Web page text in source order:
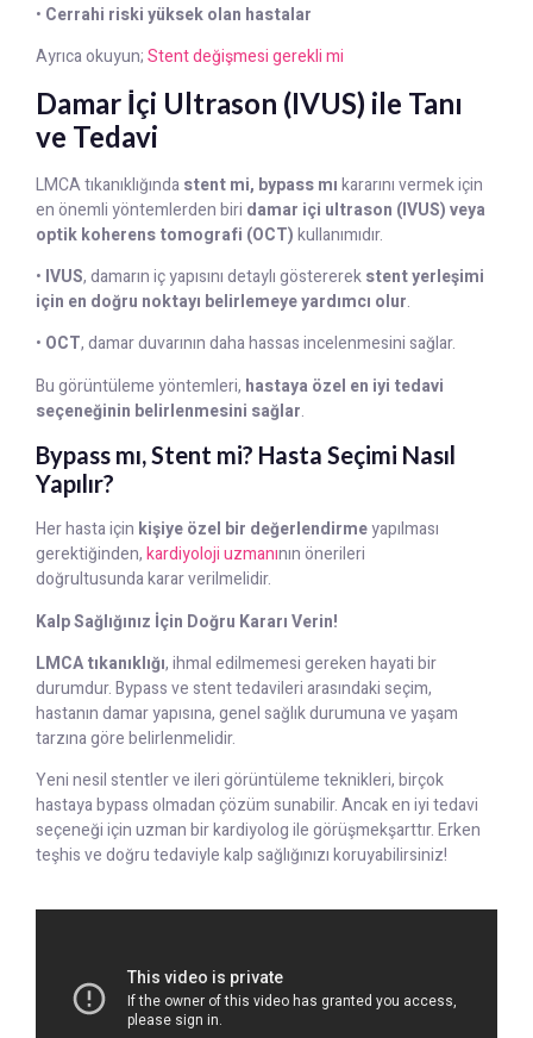
• Cerrahi riski yüksek olan hastalar
Ayrıca okuyun;Stent değişmesi gerekli mi
Damar İçi Ultrason (IVUS) ile Tanı
ve Tedavi
LMCA tıkanıklığındastent mi, bypass mıkararını vermek için
en önemli yöntemlerden biri damar içi ultrason (IVUS) veya
optik koherens tomografi (OCT)kullanımıdır.
• IVUS, damarın iç yapısını detaylı göstererekstent yerleşimi
için en doğru noktayı belirlemeye yardımcı olur.
• OCT, damar duvarının daha hassas incelenmesini sağlar.
Bu görüntüleme yöntemleri, hastaya özel en iyi tedavi
seçeneğinin belirlenmesini sağlar.
Bypass mı, Stent mi? Hasta Seçimi Nasıl
Yapılır?
Her hasta için kişiye özel bir değerlendirmeyapılması
gerektiğinden,kardiyoloji uzmanının önerileri
doğrultusunda karar verilmelidir.
KalpSağlığınız İçin Doğru Kararı Verin!
LMCA tıkanıklığı, ihmal edilmemesi gereken hayati bir
durumdur. Bypass ve stent tedavileri arasındaki seçim,
hastanın damar yapısına, genel sağlık durumuna ve yaşam
tarzına göre belirlenmelidir.
Yeni nesil stentler ve ileri görüntüleme teknikleri, birçok
hastaya bypass olmadan çözüm sunabilir. Ancak en iyi tedavi
seçeneği için uzman bir kardiyolog ile görüşmekşarttır. Erken
teşhis ve doğru tedaviyle kalp sağlığınızı koruyabilirsiniz!